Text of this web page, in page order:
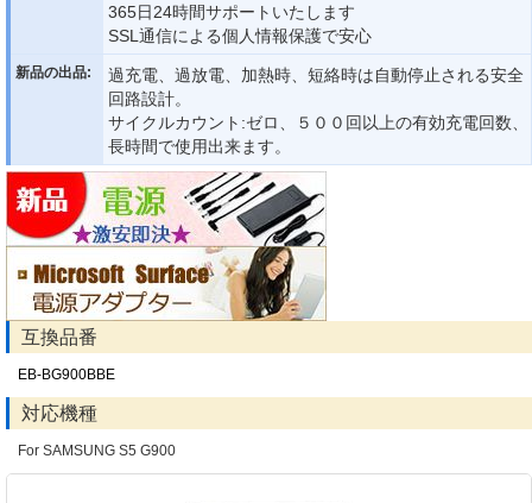
365日24時間サポートいたします
SSL通信による個人情報保護で安心
新品の出品:
過充電、過放電、加熱時、短絡時は自動停止される安全
回路設計。
サイクルカウント:ゼロ、５００回以上の有効充電回数、
長時間で使用出来ます。
互換品番
EB-BG900BBE
対応機種
For SAMSUNG S5 G900